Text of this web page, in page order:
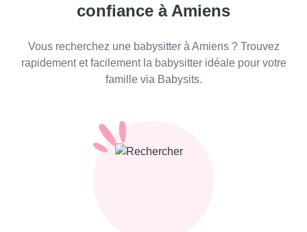
confiance à Amiens
Vous recherchez une babysitter à Amiens ? Trouvez
rapidement et facilement la babysitter idéale pour votre
famille via Babysits.